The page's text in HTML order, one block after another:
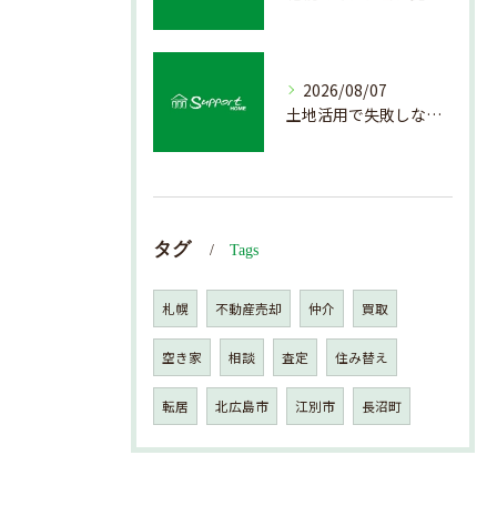
2026/08/07
土地活用で失敗しない売却準備のポイント
タグ Tags
札幌 不動産売却 仲介 買取
空き家 相談 査定 住み替え
転居 北広島市 江別市 長沼町